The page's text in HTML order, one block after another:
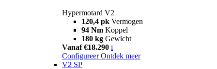
Hypermotard V2
120,4 pk Vermogen
94 Nm Koppel
180 kg Gewicht
Vanaf €18.290 i
Configureer Ontdek meer
V2 SP